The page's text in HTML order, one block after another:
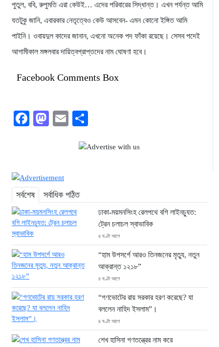
পুতুল, ববি, রুপুমতি এরা কেউই… এদের পরিবারের সিদ্ধান্ত। এখন পর্যন্ত আমি
যতটুকু জানি, এবারকার নেতৃত্বেও কেউ আসবেন- এমন কোনো ইঙ্গিত আমি
পাইনি। ওবায়দুল কাদের জানান, এখনো অনেক পদ ফাঁকা রয়েছে। সেসব পদেই
আগামীকাল মঙ্গলবার দায়িত্বপ্রাপ্তদের নাম ঘোষণা হবে।
Facebook Comments Box
Facebook
Mastodon
Email
সর্বশেষ সর্বাধিক পঠিত
ঢাকা-ময়মনসিংহ রেলপথে বগি লাইনচ্যুত:
ট্রেন চলাচল স্বাভাবিক
৪ ঘণ্টা আগে
“হাম উপসর্গে আরও তিনজনের মৃত্যু, নতুন
আক্রান্ত ১২১৮”
৪ ঘণ্টা আগে
“গণভোটের রায় সরকার হরণ করেছে? যা
বললেন নাহিদ ইসলাম”।
৪ ঘণ্টা আগে
শেখ হাসিনা গণতন্ত্রের নাম করে